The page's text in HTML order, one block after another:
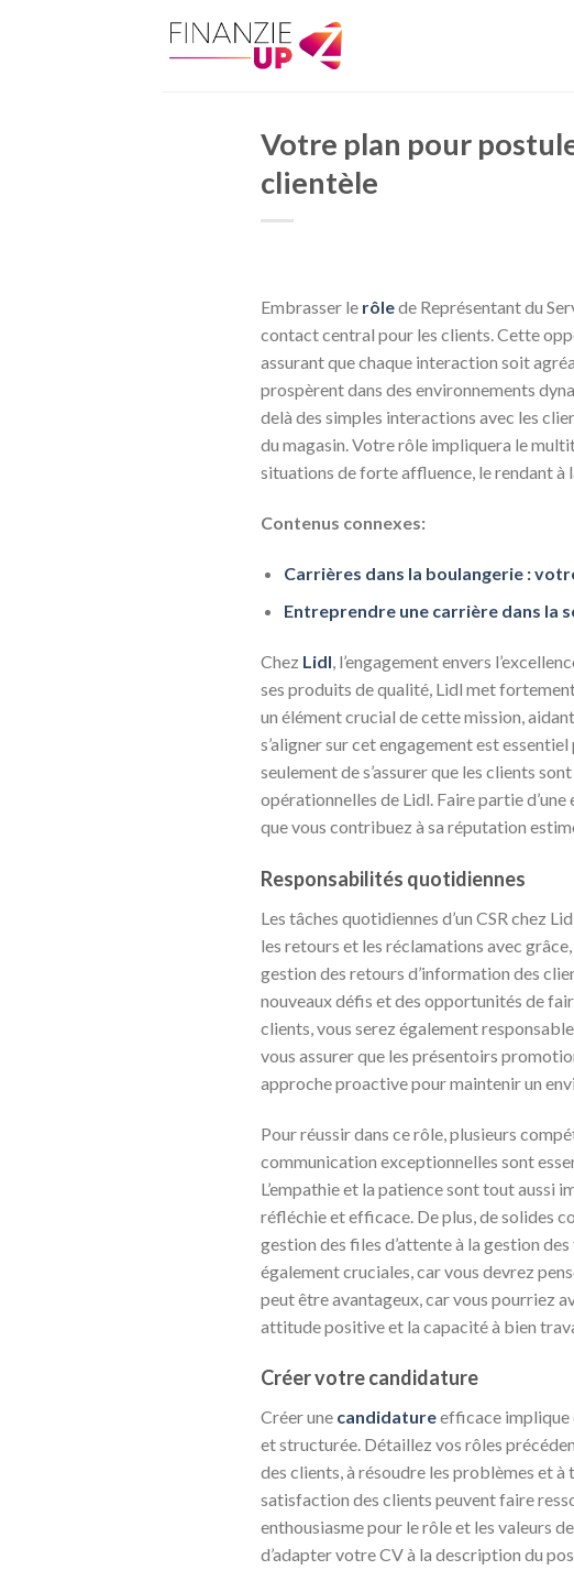
Votre plan pour
clientèle
Embrasser le rôlede Représentant du
contact central pour les clients. Cette
assurant que chaque interaction soit
prospèrent dans des environnements
delà des simples interactions avec les
du magasin. Votre rôle impliquera le
situations de forte affluence, le rendant
Contenus connexes:
Carrières dans la boulangerie :
Entreprendre une carrière dans la
Chez Lidl, l’engagement envers
ses produits de qualité, Lidl met
un élément crucial de cette mission,
s’aligner sur cet engagement est
seulement de s’assurer que les clients
opérationnelles de Lidl. Faire partie
que vous contribuez à sa réputation
Responsabilités quotidiennes
Les tâches quotidiennes d’un CSR chez
les retours et les réclamations avec
gestion des retours d’information des
nouveaux défis et des opportunités de
clients, vous serez également
vous assurer que les présentoirs
approche proactive pour maintenir un
Pour réussir dans ce rôle, plusieurs
communication exceptionnelles sont
L’empathie et la patience sont tout aussi
réfléchie et efficace. De plus, de solides
gestion des files d’attente à la gestion
également cruciales, car vous devrez
peut être avantageux, car vous pourriez
attitude positive et la capacité à bien
Créer votre candidature
Créer une candidatureefficace implique
et structurée. Détaillez vos rôles
des clients, à résoudre les problèmes et
satisfaction des clients peuvent faire
enthousiasme pour le rôle et les valeurs
d’adapter votre CV à la description du